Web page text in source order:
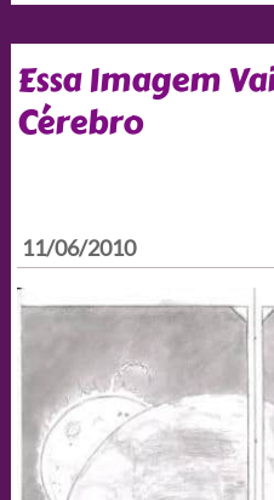
Essa Imagem
Cérebro
11/06/2010